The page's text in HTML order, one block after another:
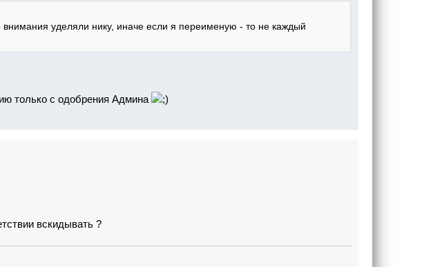
уделяли нику, иначе если я переименую - то не каждый
только с одобрения Админа
вскидывать ?